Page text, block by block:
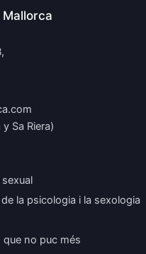
Sa Riera)
sexual
la psicologia i la sexologia
que no puc més